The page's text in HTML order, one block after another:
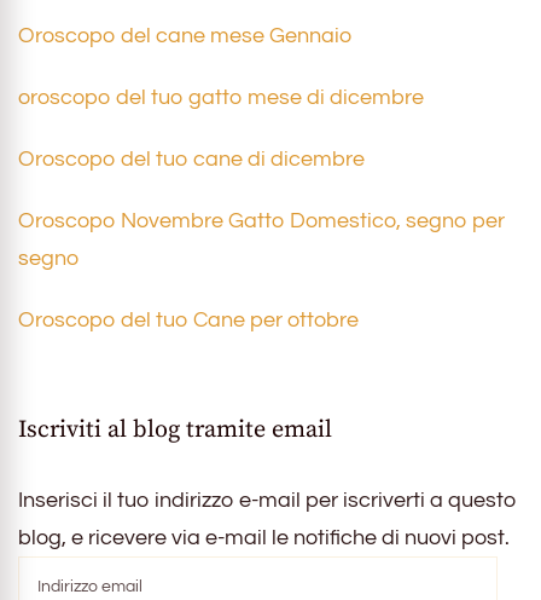
Oroscopo del cane mese Gennaio
oroscopo del tuo gatto mese di dicembre
Oroscopo del tuo cane di dicembre
Oroscopo Novembre Gatto Domestico, segno per
segno
Oroscopo del tuo Cane per ottobre
Iscriviti al blog tramite email
Inserisci il tuo indirizzo e-mail per iscriverti a questo
blog, e ricevere via e-mail le notifiche di nuovi post.
email